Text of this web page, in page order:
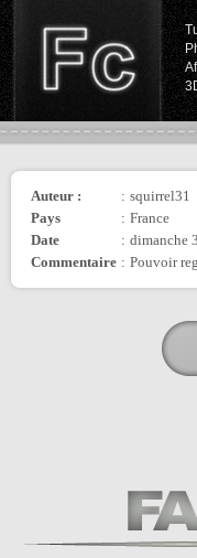
Auteur : : squirrel31
Pays
: France
Date
: dimanche
Commentaire : Pouvoir